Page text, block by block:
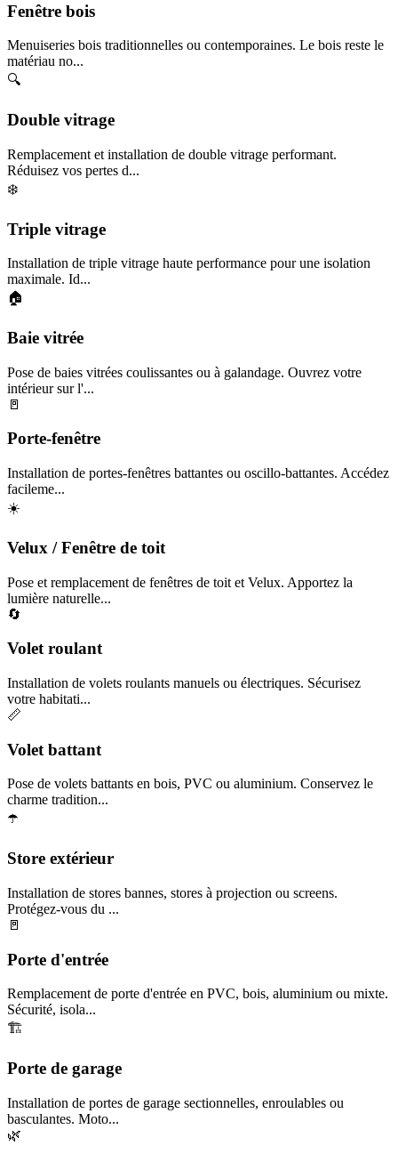
Fenêtre bois
Menuiseries bois traditionnelles ou contemporaines. Le bois reste le
matériau no...
🔍
Double vitrage
Remplacement et installation de double vitrage performant.
Réduisez vos pertes d...
❄️
Triple vitrage
Installation de triple vitrage haute performance pour une isolation
maximale. Id...
🏠
Baie vitrée
Pose de baies vitrées coulissantes ou à galandage. Ouvrez votre
intérieur sur l'...
🚪
Porte-fenêtre
Installation de portes-fenêtres battantes ou oscillo-battantes. Accédez
facileme...
☀️
Velux / Fenêtre de toit
Pose et remplacement de fenêtres de toit et Velux. Apportez la
lumière naturelle...
🔄
Volet roulant
Installation de volets roulants manuels ou électriques. Sécurisez
votre habitati...
📏
Volet battant
Pose de volets battants en bois, PVC ou aluminium. Conservez le
charme tradition...
☂️
Store extérieur
Installation de stores bannes, stores à projection ou screens.
Protégez-vous du ...
🚪
Porte d'entrée
Remplacement de porte d'entrée en PVC, bois, aluminium ou mixte.
Sécurité, isola...
🏗️
Porte de garage
Installation de portes de garage sectionnelles, enroulables ou
basculantes. Moto...
🌿